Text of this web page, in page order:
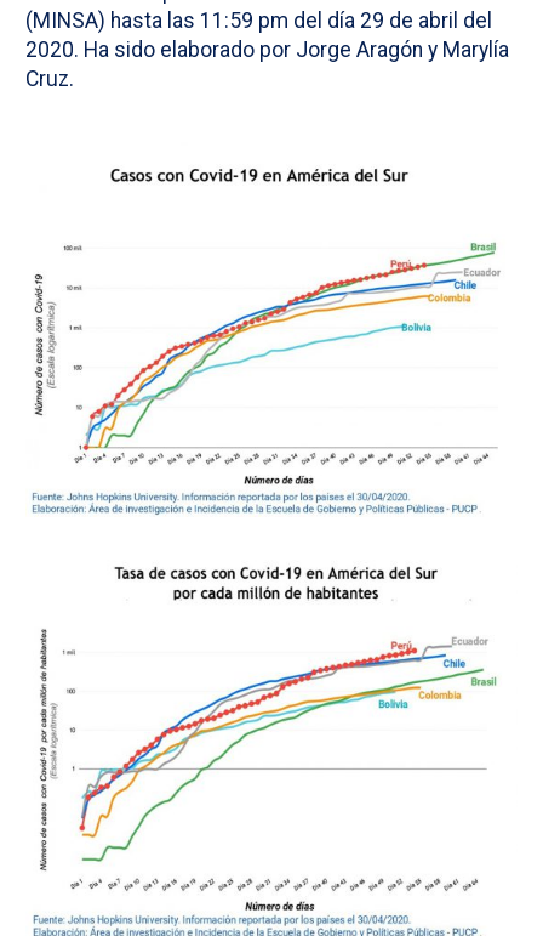
(MINSA) hasta las 11:59 pm del día 29 de abril del
2020. Ha sido elaborado por Jorge Aragón y Marylía
Cruz.